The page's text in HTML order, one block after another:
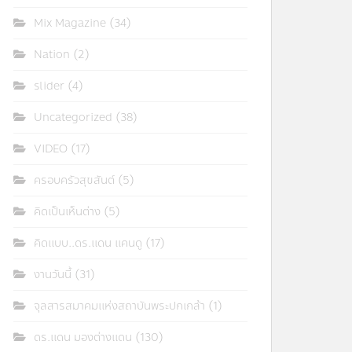
Mix Magazine (34)
Nation (2)
slider (4)
Uncategorized (38)
VIDEO (17)
ครอบครัวสุขสันต์ (5)
คิดเป็นเห็นต่าง (5)
คิดแบบ..ดร.แดน แคนดู (17)
งานวันนี้ (31)
จุลสารสมาคมแห่งสถาบันพระปกเกล้า (1)
ดร.แดน มองต่างแดน (130)